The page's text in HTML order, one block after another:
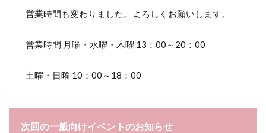
営業時間も変わりました。よろしくお願いします。
営業時間 月曜・水曜・木曜 13：00～20：00
土曜・日曜 10：00～18：00
次回の一般向けイベントのお知らせ